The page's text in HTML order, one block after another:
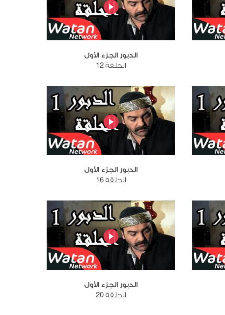
الدبور الجزء الأول
الحلقة 12
الدبور الجزء الأول
الحلقة 16
الدبور الجزء الأول
الحلقة 20